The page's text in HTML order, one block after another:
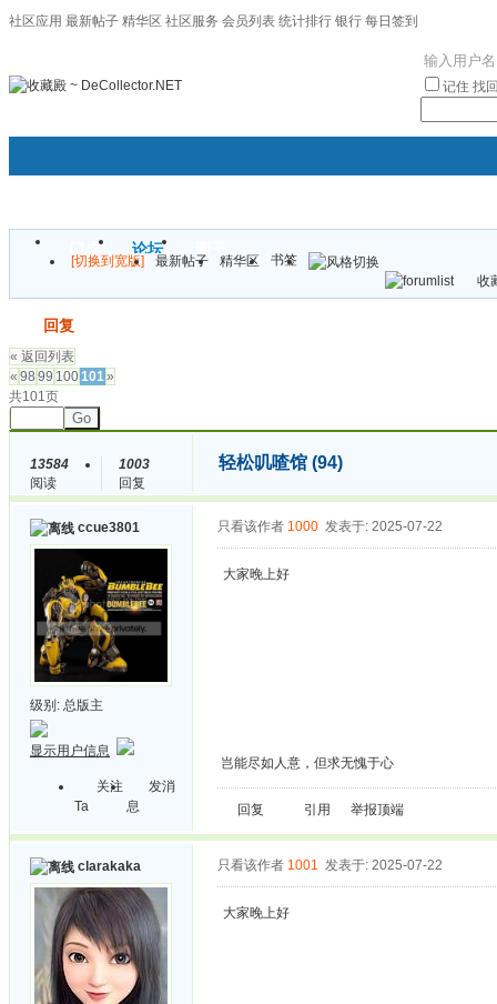
社区应用 最新帖子 精华区 社区服务 会员列表 统计排行 银行 每日签到
记住 找
门户 论坛
[切换到宽版] 最新帖子 精华区
书签
收
回复
« 返回列表
« 98 99 100101»
共101页
Go
13584
阅读
1003
回复
轻松叽喳馆 (94)
ccue3801
级别: 总版主
显示用户信息
关注
Ta
发消
息
只看该作者 1000 发表于: 2025-07-22
大家晚上好
岂能尽如人意，但求无愧于心
回复 引用 举报顶端
clarakaka 只看该作者 1001 发表于: 2025-07-22
大家晚上好